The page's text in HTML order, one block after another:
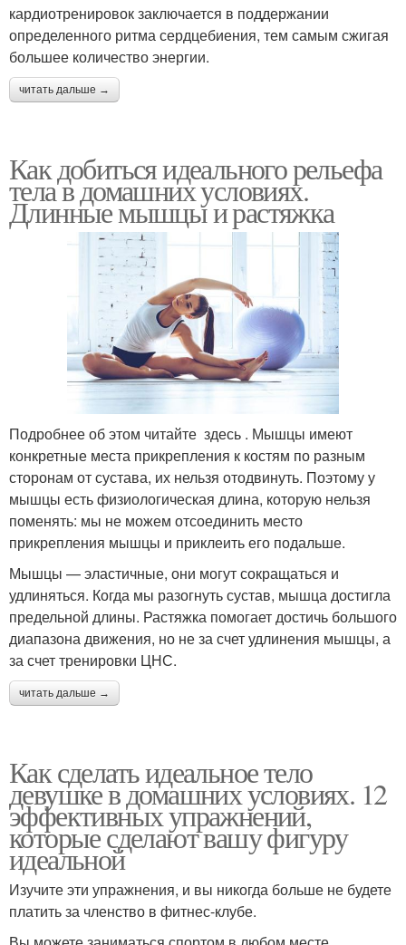
кардиотренировок заключается в поддержании
определенного ритма сердцебиения, тем самым сжигая
большее количество энергии.
читать дальше →
Как добиться идеального рельефа
тела в домашних условиях.
Длинные мышцы и растяжка
Подробнее об этом читайте здесь . Мышцы имеют
конкретные места прикрепления к костям по разным
сторонам от сустава, их нельзя отодвинуть. Поэтому у
мышцы есть физиологическая длина, которую нельзя
поменять: мы не можем отсоединить место
прикрепления мышцы и приклеить его подальше.
Мышцы — эластичные, они могут сокращаться и
удлиняться. Когда мы разогнуть сустав, мышца достигла
предельной длины. Растяжка помогает достичь большого
диапазона движения, но не за счет удлинения мышцы, а
за счет тренировки ЦНС.
читать дальше →
Как сделать идеальное тело
девушке в домашних условиях. 12
эффективных упражнений,
которые сделают вашу фигуру
идеальной
Изучите эти упражнения, и вы никогда больше не будете
платить за членство в фитнес-клубе.